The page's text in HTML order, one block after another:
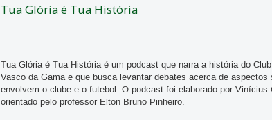
Tua Glória é Tua História
Tua Glória é Tua História é um podcast que narra a história do
Vasco da Gama e que busca levantar debates acerca de aspectos
envolvem o clube e o futebol. O podcast foi elaborado por Vinícius
orientado pelo professor Elton Bruno Pinheiro.